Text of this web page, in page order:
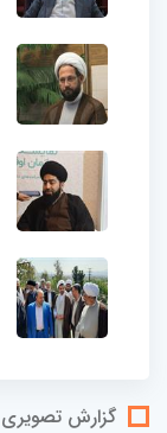
گزارش تصویری